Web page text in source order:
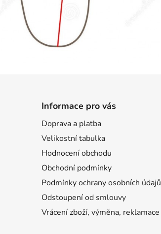
Informace pro vás
Doprava a platba
Velikostní tabulka
Hodnocení obchodu
Obchodní podmínky
Podmínky ochrany osobních údajů
Odstoupení od smlouvy
Vrácení zboží, výměna, reklamace